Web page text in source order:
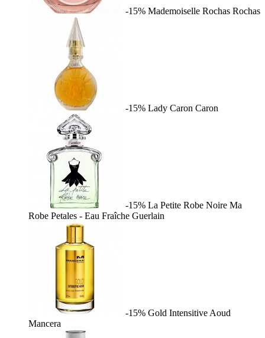
-15% Mademoiselle Rochas Rochas
-15% Lady Caron Caron
-15% La Petite Robe Noire Ma
Robe Petales - Eau Fraîche Guerlain
-15% Gold Intensitive Aoud
Mancera